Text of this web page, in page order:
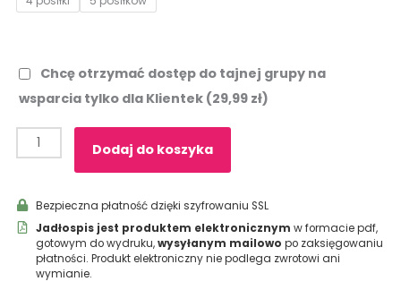
Chcę otrzymać dostęp do tajnej grupy na
wsparcia tylko dla Klientek (29,99 zł)
Dodaj do koszyka
Bezpieczna płatność dzięki szyfrowaniu SSL
Jadłospis jest produktem elektronicznym w formacie pdf,
gotowym do wydruku,wysyłanym mailowo po zaksięgowaniu
płatności. Produkt elektroniczny nie podlega zwrotowi ani
wymianie.